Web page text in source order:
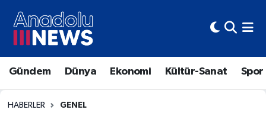
Gündem Dünya Ekonomi Kültür-Sanat Spor
HABERLER GENEL
Hava Durumu
Trafik Durumu
Süper Lig Puan Durumu ve Fikstür